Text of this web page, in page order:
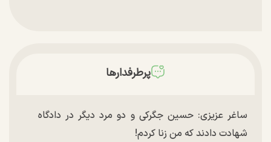
پرطرفدارها
ساغر عزیزی: حسین جگرکی و دو مرد دیگر در دادگاه
شهادت دادند که من زنا کردم!